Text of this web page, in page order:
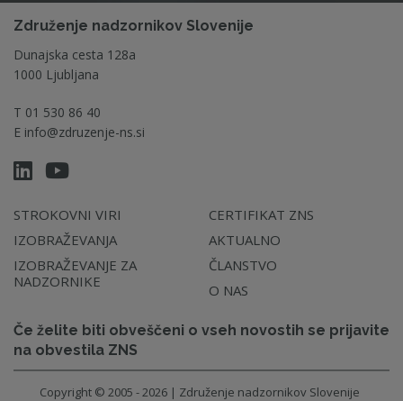
Združenje nadzornikov Slovenije
Dunajska cesta 128a
1000 Ljubljana
T 01 530 86 40
E info@zdruzenje-ns.si
STROKOVNI VIRI
IZOBRAŽEVANJA
IZOBRAŽEVANJE ZA
NADZORNIKE
CERTIFIKAT ZNS
AKTUALNO
ČLANSTVO
O NAS
Če želite biti obveščeni o vseh novostih se prijavite
na obvestila ZNS
Copyright © 2005 - 2026 | Združenje nadzornikov Slovenije